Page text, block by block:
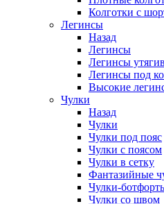
Колготки с
Легинсы
Назад
Легинсы
Легинсы
Легинсы под
Высокие
Чулки
Назад
Чулки
Чулки под пояс
Чулки с поясом
Чулки в сетку
Фантазийные
Чулки-
Чулки со швом